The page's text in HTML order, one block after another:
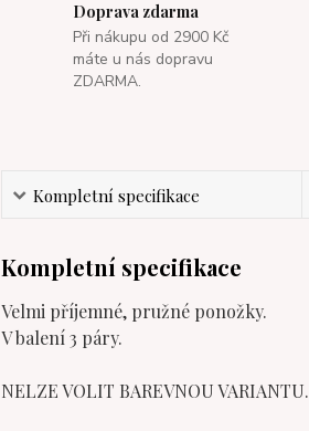
Doprava zdarma
Při nákupu od 2900 Kč
máte u nás dopravu
ZDARMA.
Kompletní specifikace
Kompletní specifikace
Velmi příjemné, pružné ponožky.
V balení 3 páry.
NELZE VOLIT BAREVNOU VARIANTU.